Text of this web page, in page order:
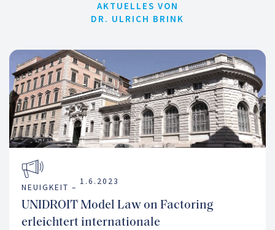
AKTUELLES VON
DR. ULRICH BRINK
NEUIGKEIT –
1.6.2023
UNIDROIT Model Law on Factoring
erleichtert internationale